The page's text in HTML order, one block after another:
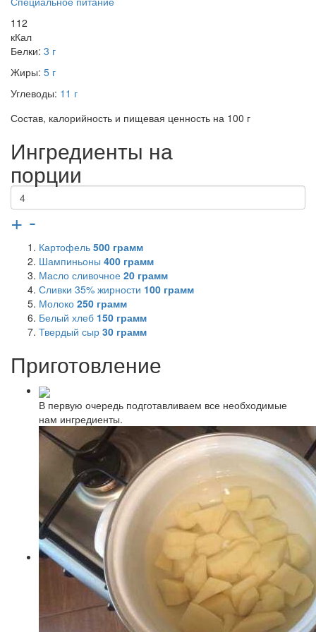
112
кКал
Белки: 3 г
Жиры: 5 г
Углеводы: 11 г
Состав, калорийность и пищевая ценность на 100 г
Ингредиенты на
порции
+ -
Картофель 500 грамм
Шампиньоны 400 грамм
Масло сливочное 20 грамм
Сливки 35% жирности 100 грамм
Молоко 250 грамм
Белый хлеб 150 грамм
Твердый сыр 30 грамм
Приготовление
В первую очередь подготавливаем все необходимые
нам ингредиенты.